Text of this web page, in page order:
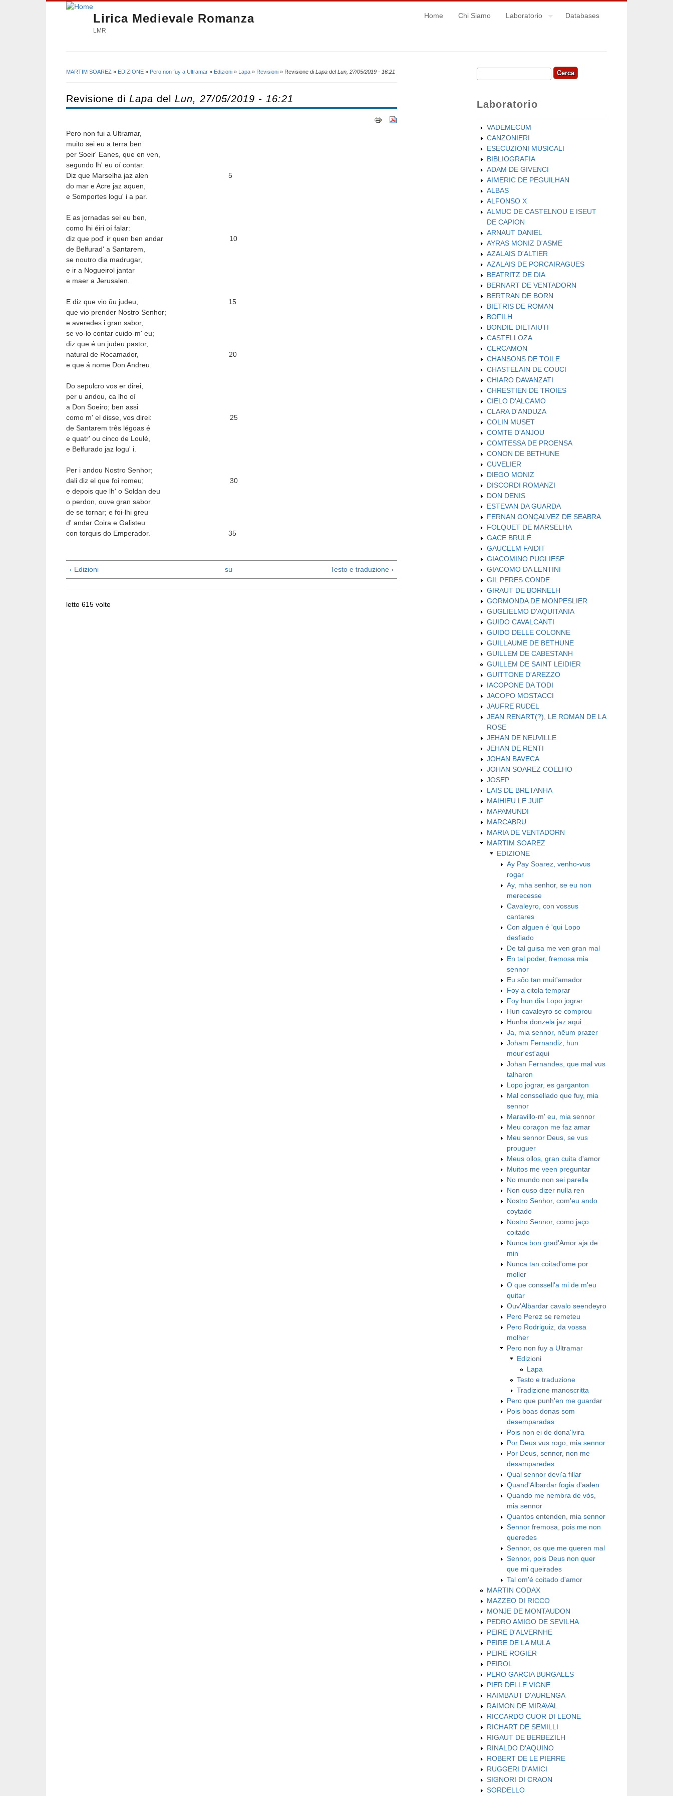
Lirica Medievale Romanza
LMR
Home Chi Siamo Laboratorio Databases
MARTIM SOAREZ » EDIZIONE » Pero non fuy a Ultramar » Edizioni » Lapa » Revisioni » Revisione di Lapa del Lun, 27/05/2019 - 16:21
Revisione di Lapa del Lun, 27/05/2019 - 16:21
Pero non fui a Ultramar,
muito sei eu a terra ben
per Soeir' Eanes, que en ven,
segundo lh' eu oí contar.
Diz que Marselha jaz alen 5
do mar e Acre jaz aquen,
e Somportes logu' i a par.
E as jornadas sei eu ben,
como lhi éiri oí falar:
diz que pod' ir quen ben andar 10
de Belfurad' a Santarem,
se noutro dia madrugar,
e ir a Nogueirol jantar
e maer a Jerusalen.
E diz que vio ũu judeu, 15
que vio prender Nostro Senhor;
e averedes i gran sabor,
se vo-lo contar cuido-m' eu;
diz que é un judeu pastor,
natural de Rocamador, 20
e que á nome Don Andreu.
Do sepulcro vos er direi,
per u andou, ca lho oí
a Don Soeiro; ben assi
como m' el disse, vos direi: 25
de Santarem três légoas é
e quatr' ou cinco de Loulé,
e Belfurado jaz logu' i.
Per i andou Nostro Senhor;
dali diz el que foi romeu; 30
e depois que lh' o Soldan deu
o perdon, ouve gran sabor
de se tornar; e foi-lhi greu
d' andar Coira e Galisteu
con torquis do Emperador. 35
‹ Edizioni su Testo e traduzione ›
letto 615 volte
Form di ricerca
Cerca
Laboratorio
VADEMECUM
CANZONIERI
ESECUZIONI MUSICALI
BIBLIOGRAFIA
ADAM DE GIVENCI
AIMERIC DE PEGUILHAN
ALBAS
ALFONSO X
ALMUC DE CASTELNOU E ISEUT
DE CAPION
ARNAUT DANIEL
AYRAS MONIZ D'ASME
AZALAIS D'ALTIER
AZALAIS DE PORCAIRAGUES
BEATRITZ DE DIA
BERNART DE VENTADORN
BERTRAN DE BORN
BIETRIS DE ROMAN
BOFILH
BONDIE DIETAIUTI
CASTELLOZA
CERCAMON
CHANSONS DE TOILE
CHASTELAIN DE COUCI
CHIARO DAVANZATI
CHRESTIEN DE TROIES
CIELO D'ALCAMO
CLARA D'ANDUZA
COLIN MUSET
COMTE D'ANJOU
COMTESSA DE PROENSA
CONON DE BETHUNE
CUVELIER
DIEGO MONIZ
DISCORDI ROMANZI
DON DENIS
ESTEVAN DA GUARDA
FERNAN GONÇALVEZ DE SEABRA
FOLQUET DE MARSELHA
GACE BRULÉ
GAUCELM FAIDIT
GIACOMINO PUGLIESE
GIACOMO DA LENTINI
GIL PERES CONDE
GIRAUT DE BORNELH
GORMONDA DE MONPESLIER
GUGLIELMO D'AQUITANIA
GUIDO CAVALCANTI
GUIDO DELLE COLONNE
GUILLAUME DE BETHUNE
GUILLEM DE CABESTANH
GUILLEM DE SAINT LEIDIER
GUITTONE D'AREZZO
IACOPONE DA TODI
JACOPO MOSTACCI
JAUFRE RUDEL
JEAN RENART(?), LE ROMAN DE LA
ROSE
JEHAN DE NEUVILLE
JEHAN DE RENTI
JOHAN BAVECA
JOHAN SOAREZ COELHO
JOSEP
LAIS DE BRETANHA
MAIHIEU LE JUIF
MAPAMUNDI
MARCABRU
MARIA DE VENTADORN
MARTIM SOAREZ
EDIZIONE
Ay Pay Soarez, venho-vus
rogar
Ay, mha senhor, se eu non
merecesse
Cavaleyro, con vossus
cantares
Con alguen é 'qui Lopo
desfiado
De tal guisa me ven gran mal
En tal poder, fremosa mia
sennor
Eu sõo tan muit'amador
Foy a citola temprar
Foy hun dia Lopo jograr
Hun cavaleyro se comprou
Hunha donzela jaz aqui...
Ja, mia sennor, nẽum prazer
Joham Fernandiz, hun
mour'est'aqui
Johan Fernandes, que mal vus
talharon
Lopo jograr, es garganton
Mal conssellado que fuy, mia
sennor
Maravillo-m' eu, mia sennor
Meu coraçon me faz amar
Meu sennor Deus, se vus
prouguer
Meus ollos, gran cuita d'amor
Muitos me veen preguntar
No mundo non sei parella
Non ouso dizer nulla ren
Nostro Senhor, com'eu ando
coytado
Nostro Sennor, como jaço
coitado
Nunca bon grad'Amor aja de
min
Nunca tan coitad'ome por
moller
O que conssell'a mi de m'eu
quitar
Ouv'Albardar cavalo seendeyro
Pero Perez se remeteu
Pero Rodriguiz, da vossa
molher
Pero non fuy a Ultramar
Edizioni
Lapa
Testo e traduzione
Tradizione manoscritta
Pero que punh'en me guardar
Pois boas donas som
desemparadas
Pois non ei de dona'lvira
Por Deus vus rogo, mia sennor
Por Deus, sennor, non me
desamparedes
Qual sennor devi'a fillar
Quand'Albardar fogia d'aalen
Quando me nembra de vós,
mia sennor
Quantos entenden, mia sennor
Sennor fremosa, pois me non
queredes
Sennor, os que me queren mal
Sennor, pois Deus non quer
que mi queirades
Tal om'é coitado d'amor
MARTIN CODAX
MAZZEO DI RICCO
MONJE DE MONTAUDON
PEDRO AMIGO DE SEVILHA
PEIRE D'ALVERNHE
PEIRE DE LA MULA
PEIRE ROGIER
PEIROL
PERO GARCIA BURGALES
PIER DELLE VIGNE
RAIMBAUT D'AURENGA
RAIMON DE MIRAVAL
RICCARDO CUOR DI LEONE
RICHART DE SEMILLI
RIGAUT DE BERBEZILH
RINALDO D'AQUINO
ROBERT DE LE PIERRE
RUGGERI D'AMICI
SIGNORI DI CRAON
SORDELLO